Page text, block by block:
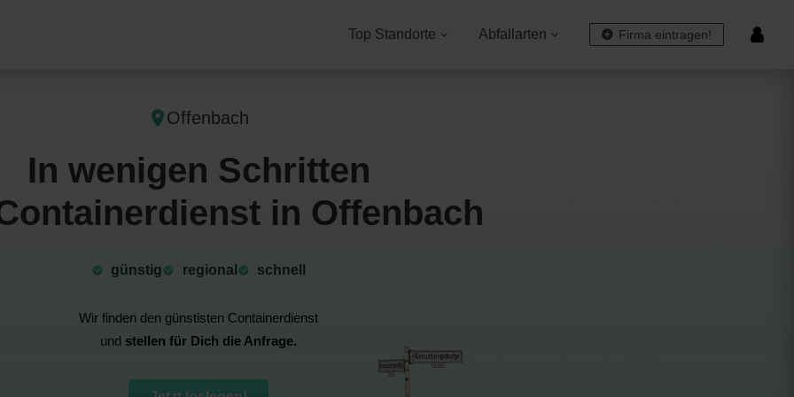
Firma eintragen!
Top Standorte Abfallarten
Offenbach
In wenigen Schritten
in Offenbach
günstig ⁠regional schnell
Wir finden den günstisten Containerdienst
und stellen für Dich die Anfrage.